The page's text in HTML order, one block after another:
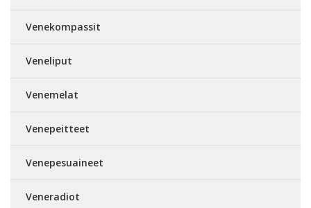
Venekompassit
Veneliput
Venemelat
Venepeitteet
Venepesuaineet
Veneradiot